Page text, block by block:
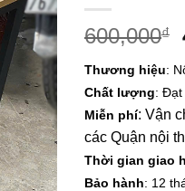
600,000₫
Thương hiệu:
Chất lượng: Đạt
Miễn phí: Vận
các Quận nội
Thời gian giao
Bảo hành: 12